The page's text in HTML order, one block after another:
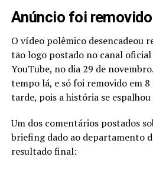
Anúncio foi
O vídeo polêmico desencadeou
tão logo postado no canal
YouTube, no dia 29 de
tempo lá, e só foi removido em 8
tarde, pois a história se
Um dos comentários postados
briefing dado ao departamento
resultado final: